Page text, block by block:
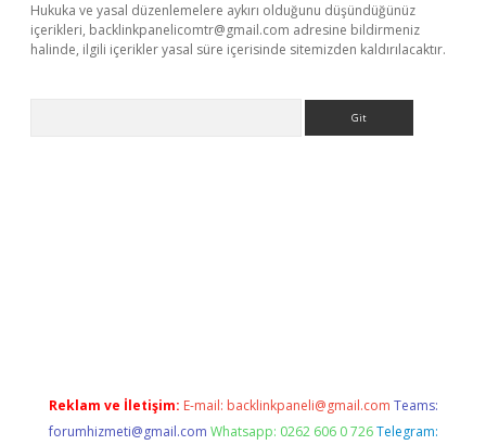
Hukuka ve yasal düzenlemelere aykırı olduğunu düşündüğünüz
içerikleri, backlinkpanelicomtr@gmail.com adresine bildirmeniz
halinde, ilgili içerikler yasal süre içerisinde sitemizden kaldırılacaktır.
Reklam ve İletişim: E-mail: backlinkpaneli@gmail.com Teams:
forumhizmeti@gmail.com Whatsapp: 0262 606 0 726 Telegram: